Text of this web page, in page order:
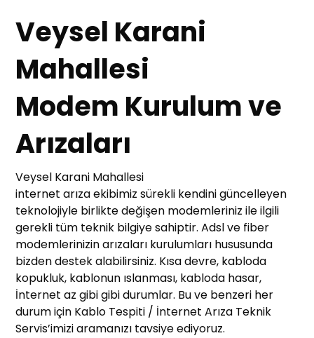
Veysel Karani
Mahallesi
Modem Kurulum ve
Arızaları
Veysel Karani Mahallesi
internet arıza ekibimiz sürekli kendini güncelleyen
teknolojiyle birlikte değişen modemleriniz ile ilgili
gerekli tüm teknik bilgiye sahiptir. Adsl ve fiber
modemlerinizin arızaları kurulumları hususunda
bizden destek alabilirsiniz. Kısa devre, kabloda
kopukluk, kablonun ıslanması, kabloda hasar,
İnternet az gibi gibi durumlar. Bu ve benzeri her
durum için Kablo Tespiti / İnternet Arıza Teknik
Servis’imizi aramanızı tavsiye ediyoruz.